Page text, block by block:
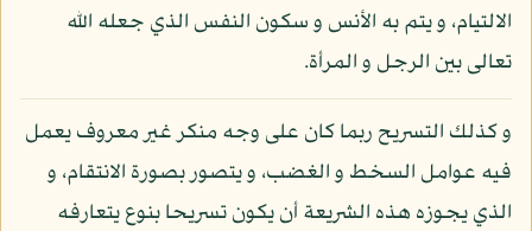
الالتيام، و يتم به الأنس و سكون النفس الذي جعله الله
تعالى بين الرجل و المرأة.
و كذلك التسريح ربما كان على وجه منكر غير معروف يعمل
فيه عوامل السخط و الغضب، و يتصور بصورة الانتقام، و
الذي يجوزه هذه الشريعة أن يكون تسريحا بنوع يتعارفه